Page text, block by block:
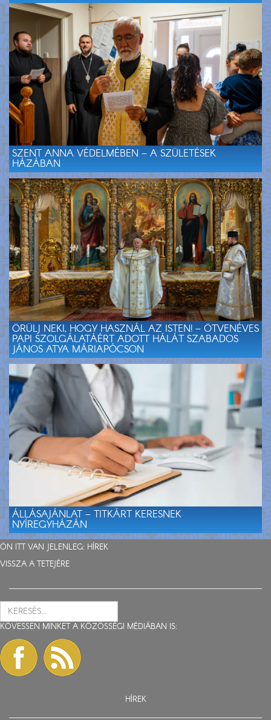
SZENT ANNA VÉDELMÉBEN – A SZÜLETÉSEK
HÁZÁBAN
ÖRÜLJ NEKI, HOGY HASZNÁL AZ ISTEN! – ÖTVENÉVES
PAPI SZOLGÁLATÁÉRT ADOTT HÁLÁT SZABADOS
JÁNOS ATYA MÁRIAPÓCSON
ÁLLÁSAJÁNLAT – TITKÁRT KERESNEK
NYÍREGYHÁZÁN
ÖN ITT VAN JELENLEG: HÍREK
VISSZA A TETEJÉRE
KÖVESSEN MINKET A KÖZÖSSÉGI MÉDIÁBAN IS:
HÍREK